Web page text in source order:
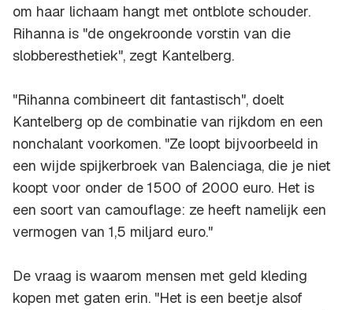
om haar lichaam hangt met ontblote schouder.
Rihanna is "de ongekroonde vorstin van die
slobberesthetiek", zegt Kantelberg.
"Rihanna combineert dit fantastisch", doelt
Kantelberg op de combinatie van rijkdom en een
nonchalant voorkomen. "Ze loopt bijvoorbeeld in
een wijde spijkerbroek van Balenciaga, die je niet
koopt voor onder de 1500 of 2000 euro. Het is
een soort van camouflage: ze heeft namelijk een
vermogen van 1,5 miljard euro."
De vraag is waarom mensen met geld kleding
kopen met gaten erin. "Het is een beetje alsof